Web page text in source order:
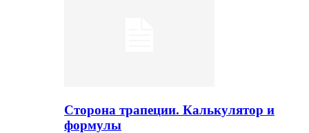
Сторона трапеции. Калькулятор и
формулы